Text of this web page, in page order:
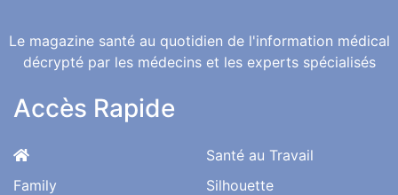
Le magazine santé au quotidien de l'information médical
décrypté par les médecins et les experts spécialisés
Accès Rapide
Family
Santé au Travail
Silhouette